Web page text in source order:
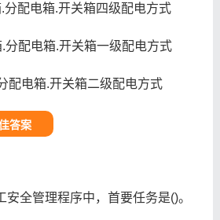
分配电箱.开关箱四级配电方式
分配电箱.开关箱一级配电方式
配电箱.开关箱二级配电方式
答案
安全管理程序中，首要任务是()。